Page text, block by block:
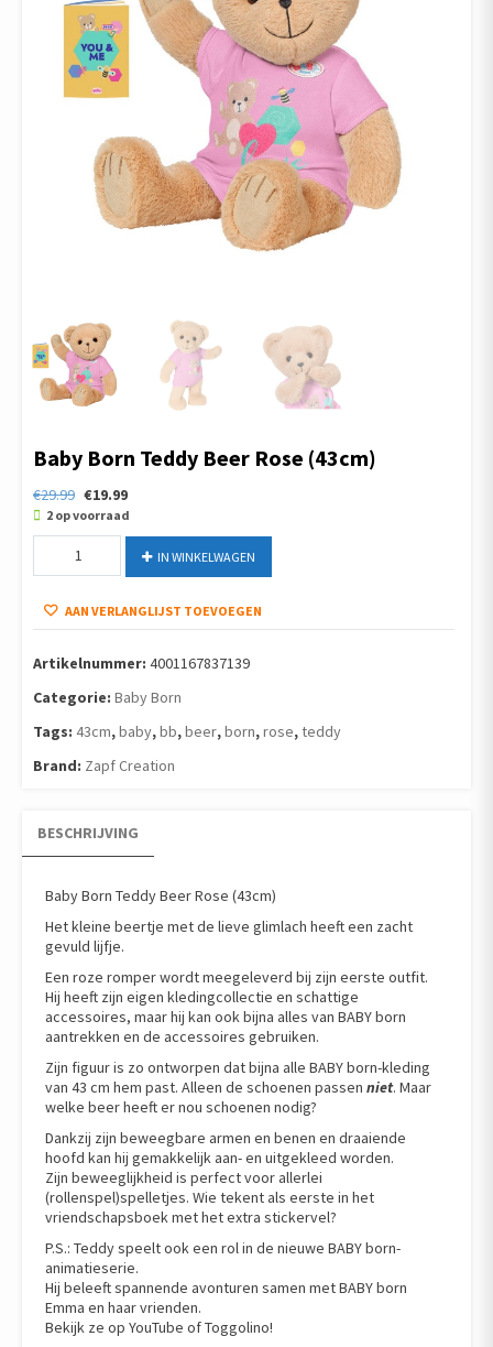
Baby Born Teddy Beer Rose (43cm)
€29.99 Oorspronkelijke
prijs
was:
€29.99.
€19.99
is:
€19.99.
2 op voorraad
Beer
(43cm)
IN WINKELWAGEN
AAN VERLANGLIJST TOEVOEGEN
Artikelnummer: 4001167837139
Categorie: Baby Born
Tags: 43cm,baby,bb,beer,born,rose,teddy
Brand: Zapf Creation
BESCHRIJVING
Baby Born Teddy Beer Rose (43cm)
Het kleine beertje met de lieve glimlach heeft een zacht
gevuld lijfje.
Een roze romper wordt meegeleverd bij zijn eerste outfit.
Hij heeft zijn eigen kledingcollectie en schattige
accessoires, maar hij kan ook bijna alles van BABY born
aantrekken en de accessoires gebruiken.
Zijn figuur is zo ontworpen dat bijna alle BABY born-kleding
van 43 cm hem past. Alleen de schoenen passen niet. Maar
welke beer heeft er nou schoenen nodig?
Dankzij zijn beweegbare armen en benen en draaiende
hoofd kan hij gemakkelijk aan- en uitgekleed worden.
Zijn beweeglijkheid is perfect voor allerlei
(rollenspel)spelletjes. Wie tekent als eerste in het
vriendschapsboek met het extra stickervel?
P.S.: Teddy speelt ook een rol in de nieuwe BABY born-
animatieserie.
Hij beleeft spannende avonturen samen met BABY born
Emma en haar vrienden.
Bekijk ze op YouTube of Toggolino!